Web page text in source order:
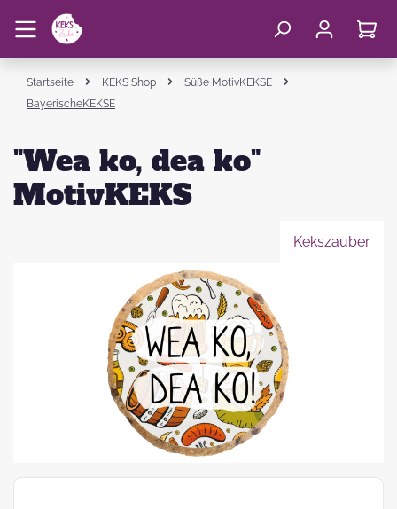
Startseite KEKS Shop
Süße MotivKEKSE
BayerischeKEKSE
"Wea ko, dea ko"
MotivKEKS
Kekszauber